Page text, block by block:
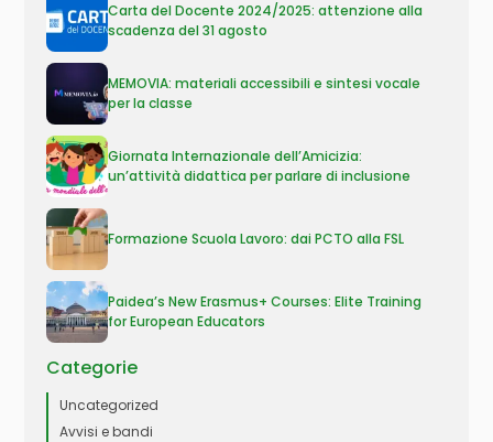
Carta del Docente 2024/2025: attenzione alla
scadenza del 31 agosto
MEMOVIA: materiali accessibili e sintesi vocale
per la classe
Giornata Internazionale dell’Amicizia:
un’attività didattica per parlare di inclusione
Formazione Scuola Lavoro: dai PCTO alla FSL
Paidea’s New Erasmus+ Courses: Elite Training
for European Educators
Categorie
Uncategorized
Avvisi e bandi